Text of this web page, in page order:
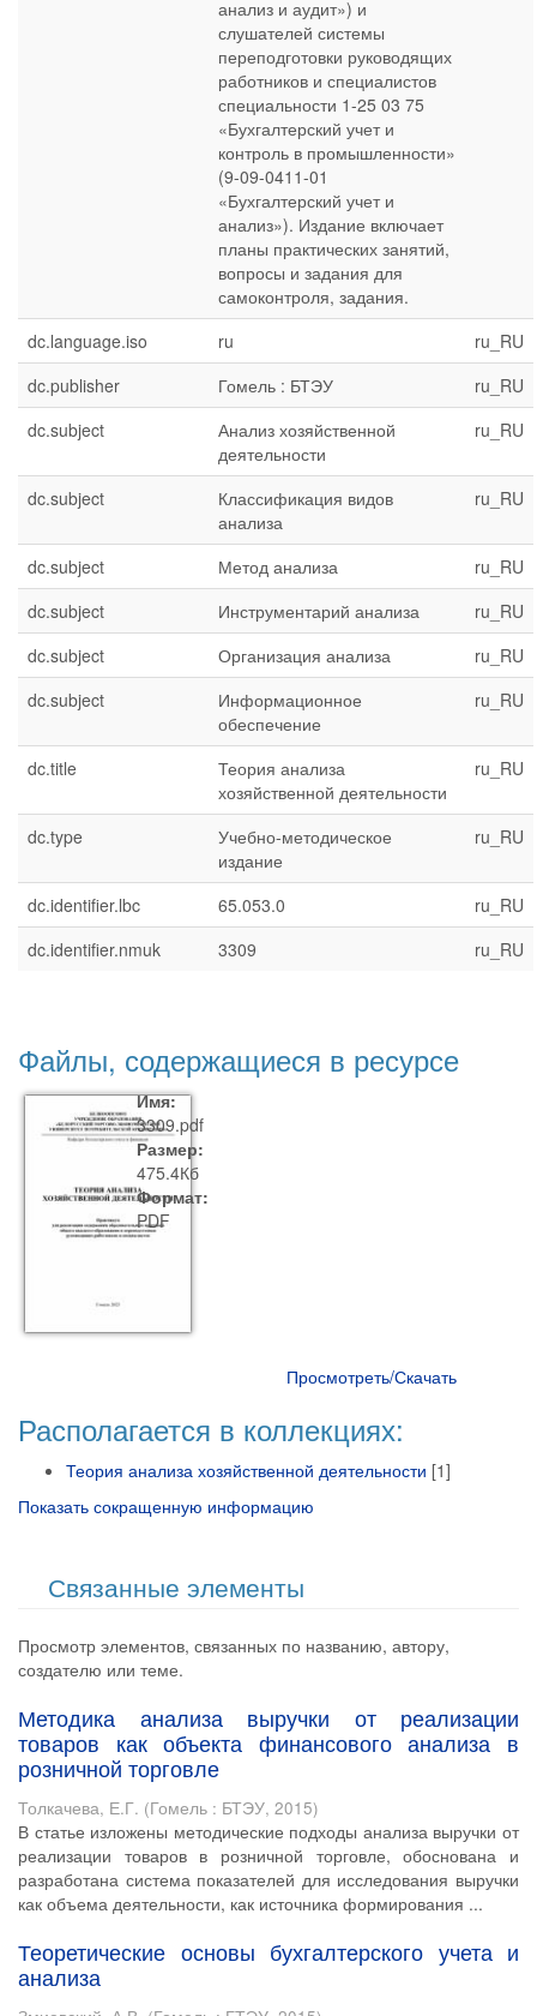
анализ и аудит») и
слушателей системы
переподготовки руководящих
работников и специалистов
специальности 1-25 03 75
«Бухгалтерский учет и
контроль в промышленности»
(9-09-0411-01
«Бухгалтерский учет и
анализ»). Издание включает
планы практических занятий,
вопросы и задания для
самоконтроля, задания.
dc.language.iso ru
ru_RU
dc.publisher
Гомель : БТЭУ
ru_RU
dc.subject
Анализ хозяйственной
деятельности
ru_RU
dc.subject
Классификация видов
анализа
ru_RU
dc.subject Метод анализа
ru_RU
dc.subject
Инструментарий анализа
ru_RU
dc.subject
Организация анализа
ru_RU
dc.subject
Информационное
обеспечение
ru_RU
dc.title
Теория анализа
хозяйственной деятельности
ru_RU
dc.type
Учебно-методическое
издание
ru_RU
dc.identifier.lbc 65.053.0
ru_RU
dc.identifier.nmuk
3309 ru_RU
Файлы, содержащиеся в ресурсе
Имя:
3309.pdf
Размер:
475.4Кб
Формат:
PDF
Просмотреть/Скачать
Располагается в коллекциях:
Теория анализа хозяйственной деятельности [1]
Показать сокращенную информацию
Связанные элементы
Просмотр элементов, связанных по названию, автору,
создателю или теме.
Методика анализа выручки от реализации
товаров как объекта финансового анализа в
розничной торговле
Толкачева, Е.Г. (Гомель : БТЭУ, 2015)
В статье изложены методические подходы анализа выручки от
реализации товаров в розничной торговле, обоснована и
разработана система показателей для исследования выручки
как объема деятельности, как источника формирования ...
Теоретические основы бухгалтерского учета и
анализа